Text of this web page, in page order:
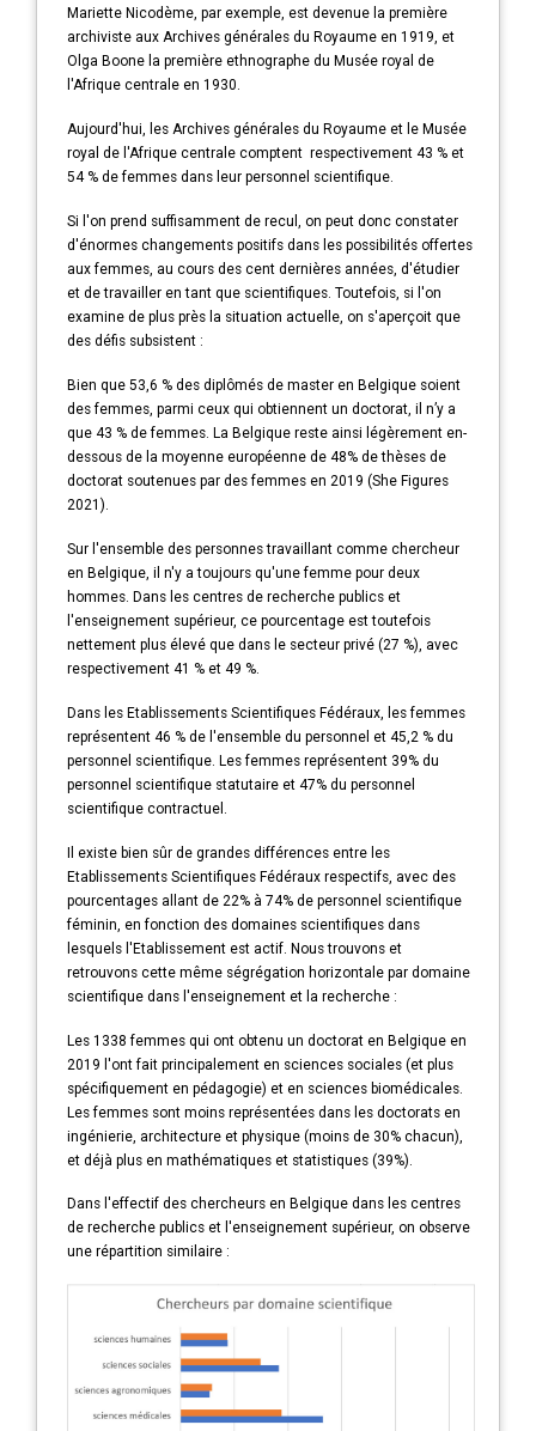
Mariette Nicodème, par exemple, est devenue la première
archiviste aux Archives générales du Royaume en 1919, et
Olga Boone la première ethnographe du Musée royal de
l'Afrique centrale en 1930.
Aujourd'hui, les Archives générales du Royaume et le Musée
royal de l'Afrique centrale comptent respectivement 43 % et
54 % de femmes dans leur personnel scientifique.
Si l'on prend suffisamment de recul, on peut donc constater
d'énormes changements positifs dans les possibilités offertes
aux femmes, au cours des cent dernières années, d'étudier
et de travailler en tant que scientifiques. Toutefois, si l'on
examine de plus près la situation actuelle, on s'aperçoit que
des défis subsistent :
Bien que 53,6 % des diplômés de master en Belgique soient
des femmes, parmi ceux qui obtiennent un doctorat, il n’y a
que 43 % de femmes. La Belgique reste ainsi légèrement en-
dessous de la moyenne européenne de 48% de thèses de
doctorat soutenues par des femmes en 2019 (She Figures
2021).
Sur l'ensemble des personnes travaillant comme chercheur
en Belgique, il n'y a toujours qu'une femme pour deux
hommes. Dans les centres de recherche publics et
l'enseignement supérieur, ce pourcentage est toutefois
nettement plus élevé que dans le secteur privé (27 %), avec
respectivement 41 % et 49 %.
Dans les Etablissements Scientifiques Fédéraux, les femmes
représentent 46 % de l'ensemble du personnel et 45,2 % du
personnel scientifique. Les femmes représentent 39% du
personnel scientifique statutaire et 47% du personnel
scientifique contractuel.
Il existe bien sûr de grandes différences entre les
Etablissements Scientifiques Fédéraux respectifs, avec des
pourcentages allant de 22% à 74% de personnel scientifique
féminin, en fonction des domaines scientifiques dans
lesquels l'Etablissement est actif. Nous trouvons et
retrouvons cette même ségrégation horizontale par domaine
scientifique dans l'enseignement et la recherche :
Les 1338 femmes qui ont obtenu un doctorat en Belgique en
2019 l'ont fait principalement en sciences sociales (et plus
spécifiquement en pédagogie) et en sciences biomédicales.
Les femmes sont moins représentées dans les doctorats en
ingénierie, architecture et physique (moins de 30% chacun),
et déjà plus en mathématiques et statistiques (39%).
Dans l'effectif des chercheurs en Belgique dans les centres
de recherche publics et l'enseignement supérieur, on observe
une répartition similaire :